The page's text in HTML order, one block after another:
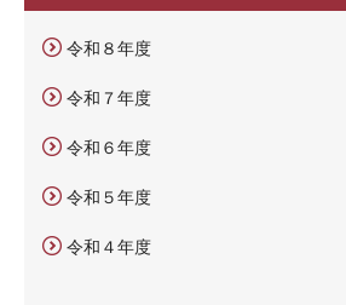
令和８年度
令和７年度
令和６年度
令和５年度
令和４年度